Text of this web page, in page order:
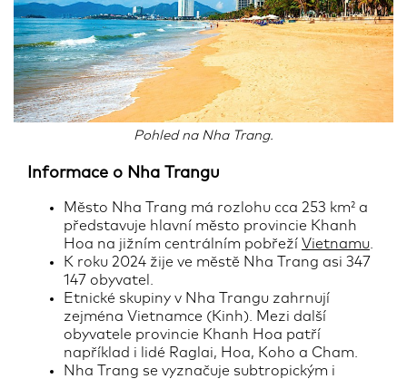
celou řadu úchvatných památek zahrnujících jak
náboženské stavby, tak i muzea či zábavní parky.
Vydejte se tedy za nejintenzivnějšímizážitky do
Vietnamu, do „Riviéry Jihočínského moře“, kde si
budete připadat jako v jiném světě!
Autor:Iveta Reinisch
Pohled na Nha Trang.
Informace o Nha Trangu
Město Nha Trang má rozlohu cca 253 km² a
představuje hlavní město provincie Khanh
Hoa na jižním centrálním pobřeží Vietnamu
K roku 2024 žije ve městě Nha Trang asi 347
147 obyvatel.
Etnické skupiny v Nha Trangu zahrnují
zejména Vietnamce (Kinh). Mezi další
obyvatele provincie Khanh Hoa patří
například i lidé Raglai, Hoa, Koho a Cham.
Nha Trang se vyznačuje subtropickým i